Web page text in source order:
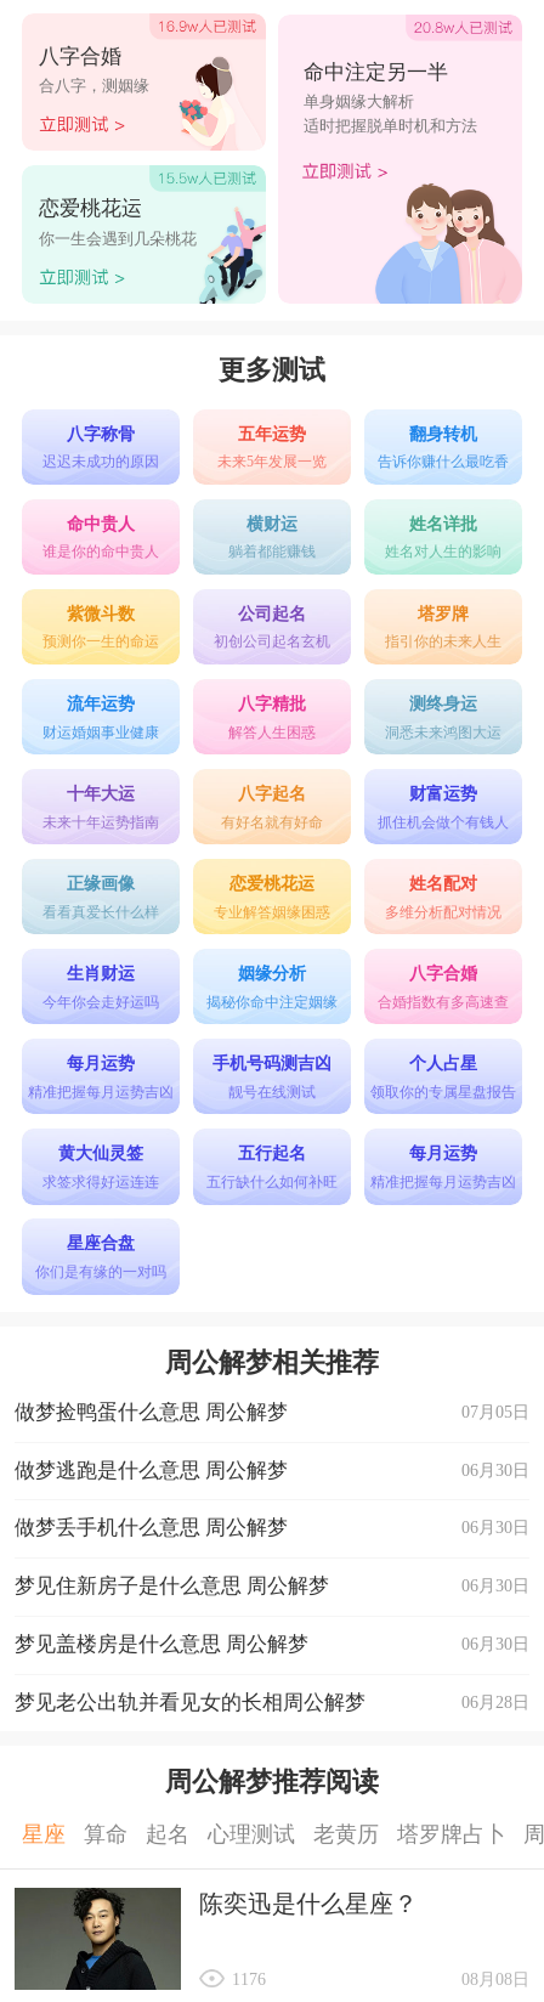
八字合婚
合八字，测姻缘
恋爱桃花运
你一生会遇到几朵桃花
命中注定另一半
单身姻缘大解析
适时把握脱单时机和方法
更多测试
八字称骨
迟迟未成功的原因
五年运势
未来5年发展一览
翻身转机
告诉你赚什么最吃香
命中贵人
谁是你的命中贵人
横财运
躺着都能赚钱
姓名详批
姓名对人生的影响
紫微斗数
预测你一生的命运
公司起名
初创公司起名玄机
塔罗牌
指引你的未来人生
流年运势
财运婚姻事业健康
八字精批
解答人生困惑
测终身运
洞悉未来鸿图大运
十年大运
未来十年运势指南
八字起名
有好名就有好命
财富运势
抓住机会做个有钱人
正缘画像
看看真爱长什么样
恋爱桃花运
专业解答姻缘困惑
姓名配对
多维分析配对情况
生肖财运
今年你会走好运吗
姻缘分析
揭秘你命中注定姻缘
八字合婚
合婚指数有多高速查
每月运势
精准把握每月运势吉凶
手机号码测吉凶
靓号在线测试
个人占星
领取你的专属星盘报告
黄大仙灵签
求签求得好运连连
五行起名
五行缺什么如何补旺
每月运势
精准把握每月运势吉凶
星座合盘
你们是有缘的一对吗
周公解梦相关推荐
07月05日
做梦捡鸭蛋什么意思 周公解梦
06月30日
做梦逃跑是什么意思 周公解梦
06月30日
做梦丢手机什么意思 周公解梦
06月30日
梦见住新房子是什么意思 周公解梦
06月30日
梦见盖楼房是什么意思 周公解梦
06月28日
梦见老公出轨并看见女的长相周公解梦
周公解梦推荐阅读
星座 算命 起名 心理测试 老黄历 塔罗牌占卜
陈奕迅是什么星座？
08月08日
1176